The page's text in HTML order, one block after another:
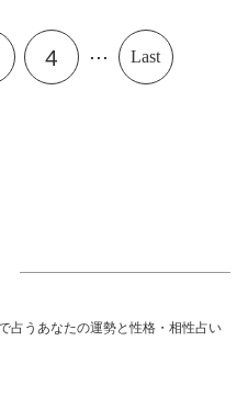
4 ... Last
占うあなたの運勢と性格・相性占い